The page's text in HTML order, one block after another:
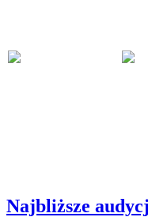
Najbliższe